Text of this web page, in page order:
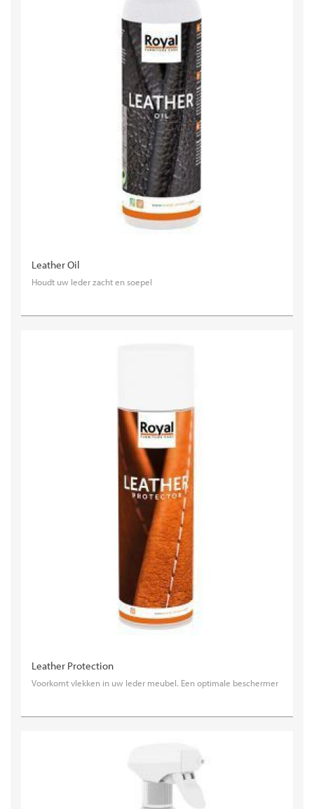
Leather Oil
Houdt uw leder zacht en soepel
Leather Protection
Voorkomt vlekken in uw leder meubel. Een optimale beschermer